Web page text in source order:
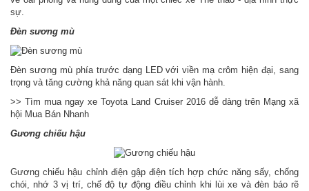
sự.
Đèn sương mù
Đèn sương mù phía trước dạng LED với viền mạ crôm hiện đại, sang
trọng và tăng cường khả năng quan sát khi vận hành.
>> Tìm mua ngay xe Toyota Land Cruiser 2016 dễ dàng trên Mạng xã
hội Mua Bán Nhanh
Gương chiếu hậu
Gương chiếu hậu chỉnh điện gập điện tích hợp chức năng sấy, chống
chói, nhớ 3 vị trí, chế độ tự động điều chỉnh khi lùi xe và đèn báo rẽ